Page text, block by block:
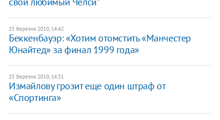
25 березня 2010, 14:42
Беккенбауэр: «Хотим отомстить «Манчестер
Юнайтед» за финал 1999 года»
25 березня 2010, 14:31
Измайлову грозит еще один штраф от
«Спортинга»